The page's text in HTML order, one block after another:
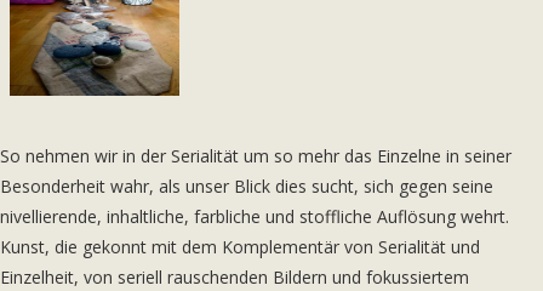
So nehmen wir in der Serialität um so mehr das Einzelne in seiner
Besonderheit wahr, als unser Blick dies sucht, sich gegen seine
nivellierende, inhaltliche, farbliche und stoffliche Auflösung wehrt.
Kunst, die gekonnt mit dem Komplementär von Serialität und
Einzelheit, von seriell rauschenden Bildern und fokussiertem